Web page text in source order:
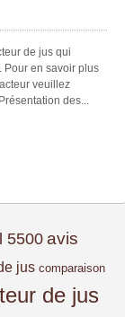
de jus qui
Pour en savoir plus
veuillez
des...
5500 avis
jus comparaison
de jus